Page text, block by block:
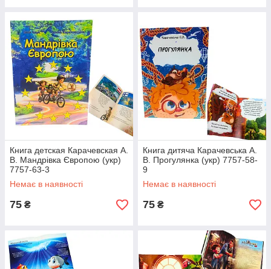
Книга детская Карачевская А.
В. Мандрівка Європою (укр)
7757-63-3
Немає в наявності
75 ₴
Книга дитяча Карачевська А.
В. Прогулянка (укр) 7757-58-
9
Немає в наявності
75 ₴